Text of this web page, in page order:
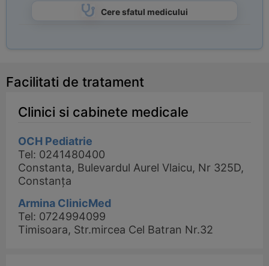
Cere sfatul medicului
Facilitati de tratament
Clinici si cabinete medicale
OCH Pediatrie
Tel: 0241480400
Constanta, Bulevardul Aurel Vlaicu, Nr 325D,
Constanța
Armina ClinicMed
Tel: 0724994099
Timisoara, Str.mircea Cel Batran Nr.32